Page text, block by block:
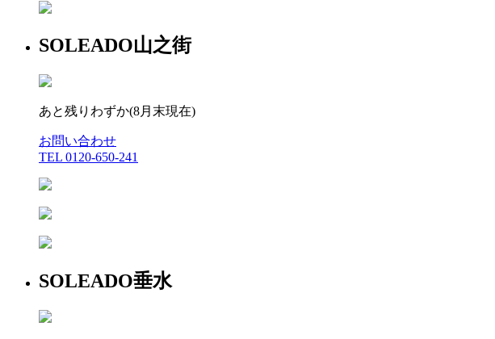
SOLEADO山之街
あと残りわずか(8月末現在)
お問い合わせ
TEL 0120-650-241
SOLEADO垂水